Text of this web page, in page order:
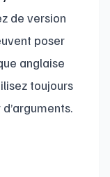
de version
poser
anglaise
toujours